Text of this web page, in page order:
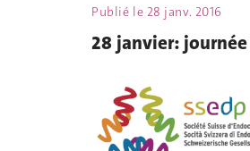
Publié le 28 janv. 2016
28 janvier: